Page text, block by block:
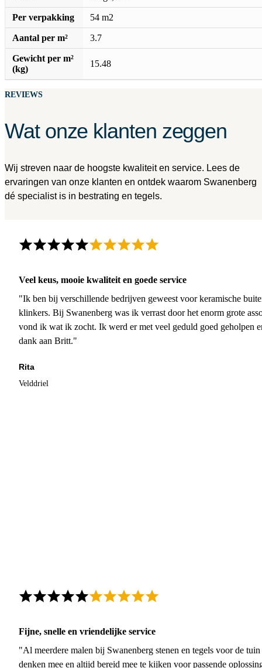
Per verpakking 54 m2
Aantal per m² 3.7
Gewicht per m²
(kg)
15.48
REVIEWS
Wat onze klanten zeggen
Wij streven naar de hoogste kwaliteit en service. Lees de
ervaringen van onze klanten en ontdek waarom Swanenberg
dé specialist is in bestrating en tegels.
Veel keus, mooie kwaliteit en goede service
"Ik ben bij verschillende bedrijven geweest voor keramische
klinkers. Bij Swanenberg was ik verrast door het enorm grote
vond ik wat ik zocht. Ik werd er met veel geduld goed geholpen
dank aan Britt."
Rita
Velddriel
Fijne, snelle en vriendelijke service
"Al meerdere malen bij Swanenberg stenen en tegels voor de
denken mee en altijd bereid mee te kijken voor passende